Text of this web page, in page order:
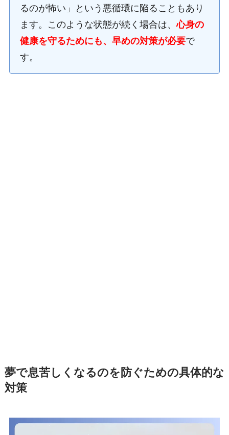
るのが怖い」という悪循環に陥ることもあり
ます。このような状態が続く場合は、心身の
健康を守るためにも、早めの対策が必要で
す。
夢で息苦しくなるのを防ぐための具体的な
対策